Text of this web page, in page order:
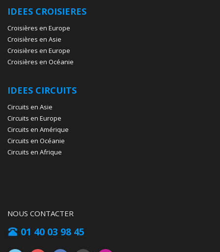
IDEES CROISIERES
Croisières en Europe
Croisières en Asie
Croisières en Europe
Croisières en Océanie
IDEES CIRCUITS
Circuits en Asie
Circuits en Europe
Circuits en Amérique
Circuits en Océanie
Circuits en Afrique
NOUS CONTACTER
01 40 03 98 45